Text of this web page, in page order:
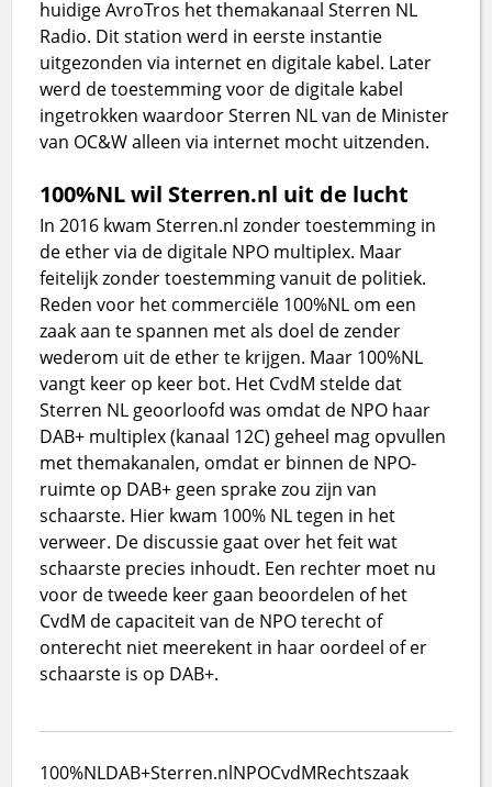
huidige AvroTros het themakanaal Sterren NL
Radio. Dit station werd in eerste instantie
uitgezonden via internet en digitale kabel. Later
werd de toestemming voor de digitale kabel
ingetrokken waardoor Sterren NL van de Minister
van OC&W alleen via internet mocht uitzenden.
100%NL wil Sterren.nl uit de lucht
In 2016 kwam Sterren.nl zonder toestemming in
de ether via de digitale NPO multiplex. Maar
feitelijk zonder toestemming vanuit de politiek.
Reden voor het commerciële 100%NL om een
zaak aan te spannen met als doel de zender
wederom uit de ether te krijgen. Maar 100%NL
vangt keer op keer bot. Het CvdM stelde dat
Sterren NL geoorloofd was omdat de NPO haar
DAB+ multiplex (kanaal 12C) geheel mag opvullen
met themakanalen, omdat er binnen de NPO-
ruimte op DAB+ geen sprake zou zijn van
schaarste. Hier kwam 100% NL tegen in het
verweer. De discussie gaat over het feit wat
schaarste precies inhoudt. Een rechter moet nu
voor de tweede keer gaan beoordelen of het
CvdM de capaciteit van de NPO terecht of
onterecht niet meerekent in haar oordeel of er
schaarste is op DAB+.
100%NLDAB+Sterren.nlNPOCvdMRechtszaak